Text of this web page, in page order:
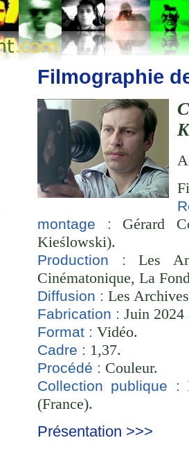
Filmographie
montage :
Gérard
Kieślowski).
Production :
Les
Cinématonique, La
Diffusion : Les
Fabrication : Juin
Format : Vidéo.
Cadre : 1,37.
Procédé : Couleur.
Collection publique :
(France).
Présentation >>>